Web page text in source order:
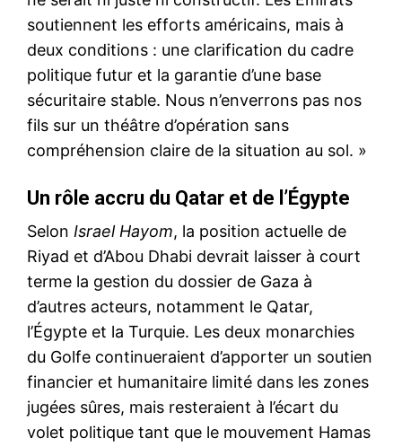
soutiennent les efforts américains, mais à
deux conditions : une clarification du cadre
politique futur et la garantie d’une base
sécuritaire stable. Nous n’enverrons pas nos
fils sur un théâtre d’opération sans
compréhension claire de la situation au sol. »
Un rôle accru du Qatar et de l’Égypte
Selon Israel Hayom, la position actuelle de
Riyad et d’Abou Dhabi devrait laisser à court
terme la gestion du dossier de Gaza à
d’autres acteurs, notamment le Qatar,
l’Égypte et la Turquie. Les deux monarchies
du Golfe continueraient d’apporter un soutien
financier et humanitaire limité dans les zones
jugées sûres, mais resteraient à l’écart du
volet politique tant que le mouvement Hamas